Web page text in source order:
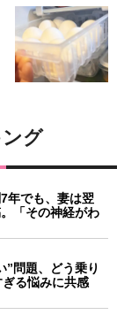
グ
年でも、妻は翌
「その神経がわ
”問題、どう乗り
る悩みに共感